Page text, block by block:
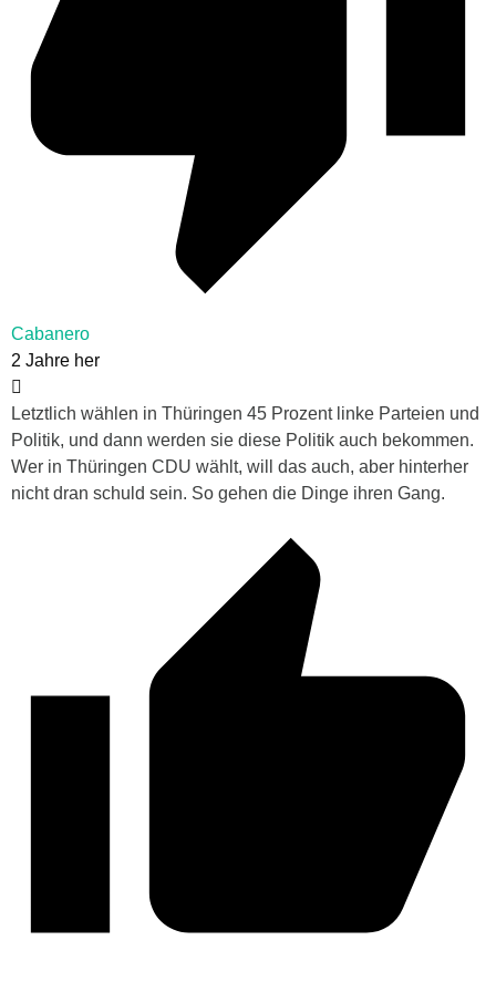
Cabanero
2 Jahre her
Letztlich wählen in Thüringen 45 Prozent linke Parteien und
Politik, und dann werden sie diese Politik auch bekommen.
Wer in Thüringen CDU wählt, will das auch, aber hinterher
nicht dran schuld sein. So gehen die Dinge ihren Gang.